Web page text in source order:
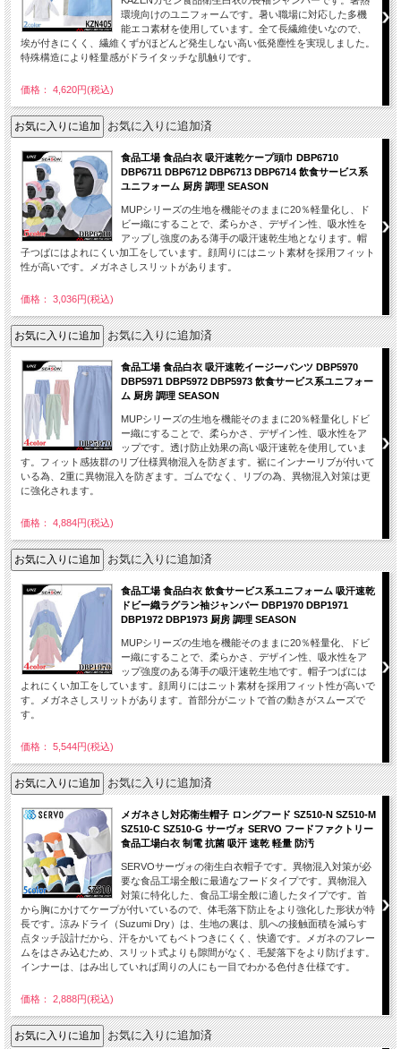
環境向けのユニフォームです。暑い職場に対応した多機
能エコ素材を使用しています。全て長繊維使いなので、
埃が付きにくく、繊維くずがほどんど発生しない高い低発塵性を実現しました。
特殊構造により軽量感がドライタッチな肌触りです。
価格： 4,620円(税込)
お気に入りに追加済
食品工場 食品白衣 吸汗速乾ケープ頭巾 DBP6710
DBP6711 DBP6712 DBP6713 DBP6714 飲食サービス系
ユニフォーム 厨房 調理 SEASON
MUPシリーズの生地を機能そのままに20％軽量化し、ド
ビー織にすることで、柔らかさ、デザイン性、吸水性を
アップし強度のある薄手の吸汗速乾生地となります。帽
子つばにはよれにくい加工をしています。顔周りにはニット素材を採用フィット
性が高いです。メガネさしスリットがあります。
価格： 3,036円(税込)
お気に入りに追加済
食品工場 食品白衣 吸汗速乾イージーパンツ DBP5970
DBP5971 DBP5972 DBP5973 飲食サービス系ユニフォー
ム 厨房 調理 SEASON
MUPシリーズの生地を機能そのままに20％軽量化しドビ
ー織にすることで、柔らかさ、デザイン性、吸水性をア
ップです。透け防止効果の高い吸汗速乾を使用していま
す。フィット感抜群のリブ仕様異物混入を防ぎます。裾にインナーリブが付いて
いる為、2重に異物混入を防ぎます。ゴムでなく、リブの為、異物混入対策は更
に強化されます。
価格： 4,884円(税込)
お気に入りに追加済
食品工場 食品白衣 飲食サービス系ユニフォーム 吸汗速乾
ドビー織ラグラン袖ジャンパー DBP1970 DBP1971
DBP1972 DBP1973 厨房 調理 SEASON
MUPシリーズの生地を機能そのままに20％軽量化、ドビ
ー織にすることで、柔らかさ、デザイン性、吸水性をア
ップ強度のある薄手の吸汗速乾生地です。帽子つばには
よれにくい加工をしています。顔周りにはニット素材を採用フィット性が高いで
す。メガネさしスリットがあります。首部分がニットで首の動きがスムーズで
す。
価格： 5,544円(税込)
お気に入りに追加済
メガネさし対応衛生帽子 ロングフード SZ510-N SZ510-M
SZ510-C SZ510-G サーヴォ SERVO フードファクトリー
食品工場白衣 制電 抗菌 吸汗 速乾 軽量 防汚
SERVOサーヴォの衛生白衣帽子です。異物混入対策が必
要な食品工場全般に最適なフードタイプです。異物混入
対策に特化した、食品工場全般に適したタイプです。首
から胸にかけてケープが付いているので、体毛落下防止をより強化した形状が特
長です。涼みドライ（Suzumi Dry）は、生地の裏は、肌への接触面積を減らす
点タッチ設計だから、汗をかいてもベトつきにくく、快適です。メガネのフレー
ムをはさみ込むため、スリット式よりも隙間がなく、毛髪落下をより防げます。
インナーは、はみ出していれば周りの人にも一目でわかる色付き仕様です。
価格： 2,888円(税込)
お気に入りに追加済